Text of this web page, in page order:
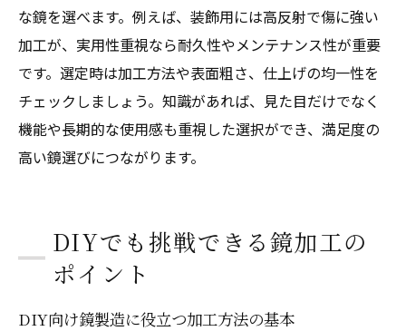
な鏡を選べます。例えば、装飾用には高反射で傷に強い
加工が、実用性重視なら耐久性やメンテナンス性が重要
です。選定時は加工方法や表面粗さ、仕上げの均一性を
チェックしましょう。知識があれば、見た目だけでなく
機能や長期的な使用感も重視した選択ができ、満足度の
高い鏡選びにつながります。
DIYでも挑戦できる鏡加工の
ポイント
DIY向け鏡製造に役立つ加工方法の基本